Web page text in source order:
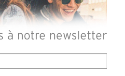
à notre newsletter